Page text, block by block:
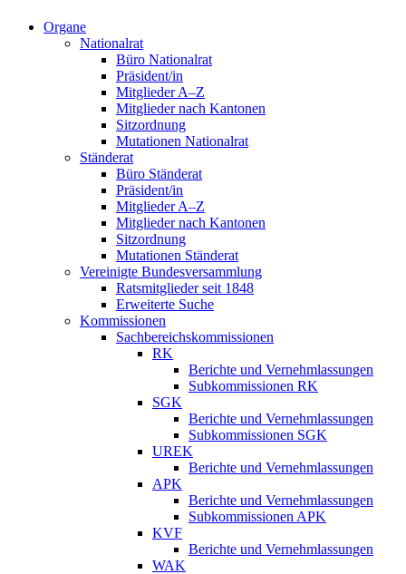
Organe
Nationalrat
Büro Nationalrat
Präsident/in
Mitglieder A–Z
Mitglieder nach Kantonen
Sitzordnung
Mutationen Nationalrat
Ständerat
Büro Ständerat
Präsident/in
Mitglieder A–Z
Mitglieder nach Kantonen
Sitzordnung
Mutationen Ständerat
Vereinigte Bundesversammlung
Ratsmitglieder seit 1848
Erweiterte Suche
Kommissionen
Sachbereichskommissionen
RK
Berichte und Vernehmlassungen
Subkommissionen RK
SGK
Berichte und Vernehmlassungen
Subkommissionen SGK
UREK
Berichte und Vernehmlassungen
APK
Berichte und Vernehmlassungen
Subkommissionen APK
KVF
Berichte und Vernehmlassungen
WAK